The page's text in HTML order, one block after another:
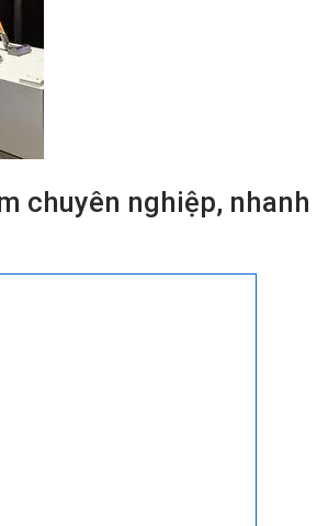
chuyên nghiệp, nhanh